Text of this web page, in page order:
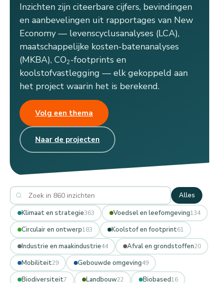
Inzichten zijn citeerbare cijfers, bevindingen
en aanbevelingen uit rapportages van New
Economy — levenscyclusanalyses (LCA),
maatschappelijke kosten-batenanalyses
(MKBA), CO2-footprints en
koolstofvastlegging — elk gekoppeld aan
het project waarin het is berekend.
Volg een thema
Naar de projecten
Alles
Klimaat en strategie363 Voedsel en leefomgeving134
Circulair en ontwerp183 Koolstof en footprint61
Industrie en maakindustrie44 Afval en grondstoffen20
Mobiliteit29 Gebouwde omgeving49
Biodiversiteit7 Landbouw22 Biobased16